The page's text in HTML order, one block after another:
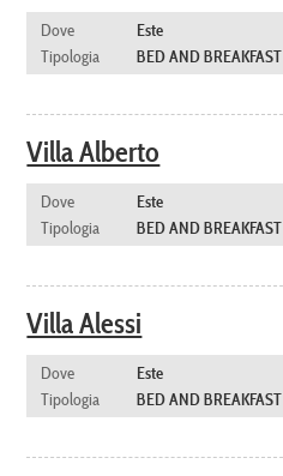
Dove
Este
Tipologia
BED AND BREAKFAST
Villa Alberto
Dove
Este
Tipologia
BED AND BREAKFAST
Villa Alessi
Dove
Este
Tipologia
BED AND BREAKFAST